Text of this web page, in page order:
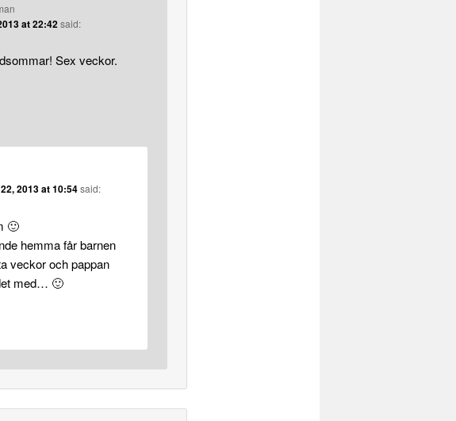
at 22:42 said:
Sex veckor.
2013 at 10:54said:
🙂
hemma får barnen
veckor och pappan
med… 🙂